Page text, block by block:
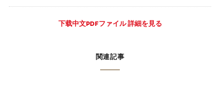
下载中文PDFファイル 詳細を見る
関連記事